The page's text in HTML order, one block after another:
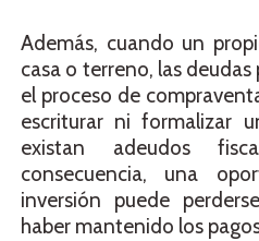
Además, cuando un
casa o terreno, las
el proceso de
escriturar ni formalizar
existan adeudos
consecuencia, una
inversión puede
haber mantenido los